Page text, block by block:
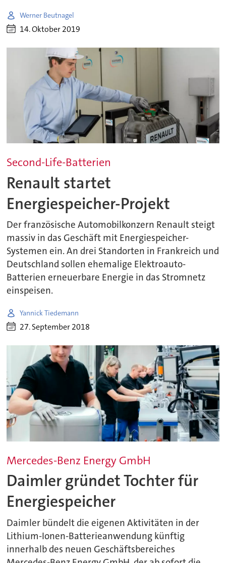
Werner Beutnagel
14. Oktober 2019
Second-Life-Batterien
Renault startet
Energiespeicher-Projekt
Der französische Automobilkonzern Renault steigt
massiv in das Geschäft mit Energiespeicher-
Systemen ein. An drei Standorten in Frankreich und
Deutschland sollen ehemalige Elektroauto-
Batterien erneuerbare Energie in das Stromnetz
einspeisen.
Yannick Tiedemann
27. September 2018
Mercedes-Benz Energy GmbH
Daimler gründet Tochter für
Energiespeicher
Daimler bündelt die eigenen Aktivitäten in der
Lithium-Ionen-Batterieanwendung künftig
innerhalb des neuen Geschäftsbereiches